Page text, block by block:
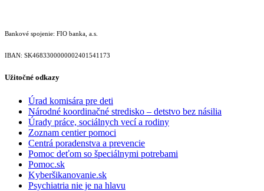
Bankové spojenie: FIO banka, a.s.
IBAN: SK46833000000­02401541173
Užitočné odkazy
Úrad komisára pre deti
Národné koordinačné stredisko – detstvo bez násilia
Úrady práce, sociálnych vecí a rodiny
Zoznam centier pomoci
Centrá poradenstva a prevencie
Pomoc deťom so špeciálnymi potrebami
Pomoc.sk
Kyberšikanovanie.sk
Psychiatria nie je na hlavu